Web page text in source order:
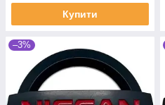
Купити
–3%